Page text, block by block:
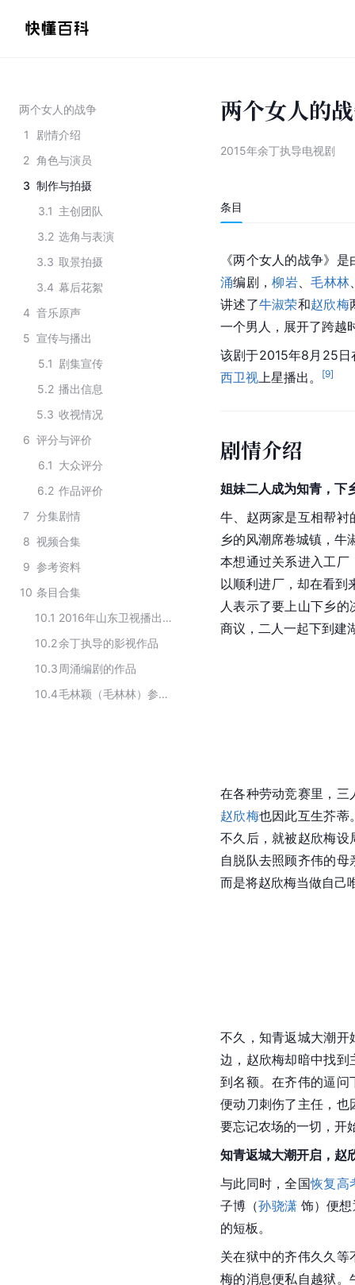
两个女人的战争
1
剧情介绍
2 角色与演员
3 制作与拍摄
3.1 主创团队
3.2 选角与表演
3.3 取景拍摄
3.4 幕后花絮
4 音乐原声
5 宣传与播出
5.1 剧集宣传
5.2 播出信息
5.3 收视情况
6 评分与评价
6.1 大众评分
6.2 作品评价
7 分集剧情
8 视频合集
9 参考资料
10 条目合集
10.1
2016年山东卫视播出的电视剧
10.2余丁执导的影视作品
10.3 周涌编剧的作品
10.4
毛林颖（毛林林）参演的影视作品
两个女人的
2015年余丁执导电视剧
条目
《两个女人的战争》
涌编剧，柳岩、毛林林
讲述了牛淑荣和赵欣梅
一个男人，展开了跨越
该剧于2015年8月25日
西卫视 上星播出。 [9]
剧情介绍
姐妹二人成为知青，下
牛、赵两家是互相帮衬
乡的风潮席卷城镇，牛
本想通过关系进入工厂
以顺利进厂，却在看到
人表示了要上山下乡
商议，二人一起下到建
在各种劳动竞赛里，
赵欣梅也因此互生芥蒂
不久后，就被赵欣梅设
自脱队去照顾齐伟的
而是将赵欣梅当做自己
不久，知青返城大潮开
边，赵欣梅却暗中找到
到名额。在齐伟的逼问
便动刀刺伤了主任，也
要忘记农场的一切，开
知青返城大潮开启，赵
与此同时，全国恢复高
子博（孙骁潇 饰）便想
的短板。
关在狱中的齐伟久久
梅的消息便私自越狱。